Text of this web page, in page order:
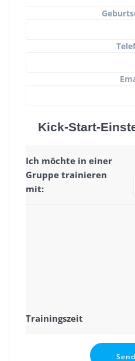
Kick-Start-
Ich möchte in einer
Gruppe trainieren
mit:
Trainingszeit